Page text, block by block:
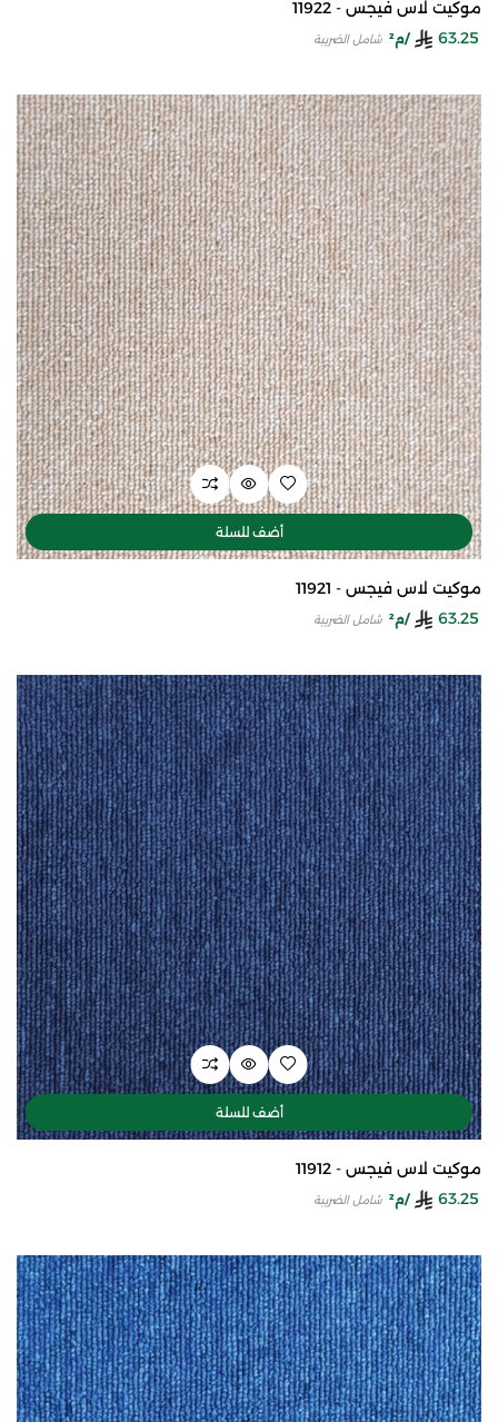
موكيت لاس فيجس - 11922
63.25
/م² شامل الضريبة
أضف للسلة
موكيت لاس فيجس - 11921
63.25
/م² شامل الضريبة
أضف للسلة
موكيت لاس فيجس - 11912
63.25
/م² شامل الضريبة